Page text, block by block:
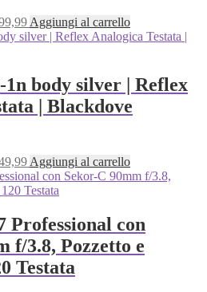
Il
prezzo
€499,99.
Aggiungi al carrello
body silver | Reflex
| Blackdove
Il
prezzo
attuale
€249,99.
Aggiungi al carrello
Professional con
f/3.8, Pozzetto e
Testata